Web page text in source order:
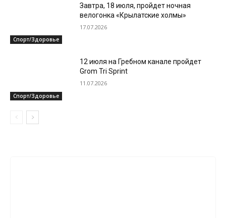
Спорт/Здоровье
Завтра, 18 июля, пройдет ночная
велогонка «Крылатские холмы»
17.07.2026
Спорт/Здоровье
12 июля на Гребном канале пройдет
Grom Tri Sprint
11.07.2026